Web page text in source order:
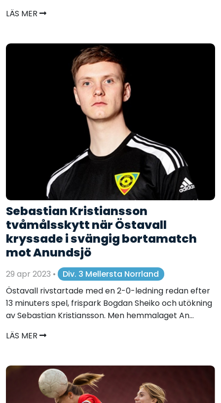
LÄS MER
Sebastian Kristiansson
tvåmålsskytt när Östavall
kryssade i svängig bortamatch
mot Anundsjö
29 apr 2023 •
Div. 3 Mellersta Norrland
Östavall rivstartade med en 2-0-ledning redan efter
13 minuters spel, frispark Bogdan Sheiko och utökning
av Sebastian Kristiansson. Men hemmalaget An...
LÄS MER